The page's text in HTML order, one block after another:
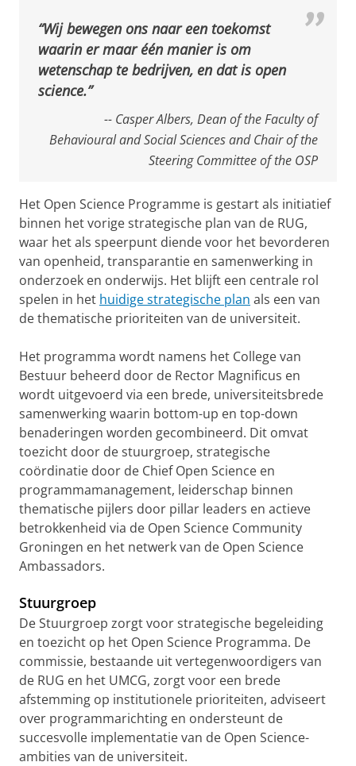
“Wij bewegen ons naar een toekomst
waarin er maar één manier is om
wetenschap te bedrijven, en dat is open
science.”
-- Casper Albers, Dean of the Faculty of
Behavioural and Social Sciences and Chair of the
Steering Committee of the OSP
Het Open Science Programme is gestart als initiatief
binnen het vorige strategische plan van de RUG,
waar het als speerpunt diende voor het bevorderen
van openheid, transparantie en samenwerking in
onderzoek en onderwijs. Het blijft een centrale rol
spelen in het huidige strategische plan als een van
de thematische prioriteiten van de universiteit.
Het programma wordt namens het College van
Bestuur beheerd door de Rector Magnificus en
wordt uitgevoerd via een brede, universiteitsbrede
samenwerking waarin bottom-up en top-down
benaderingen worden gecombineerd. Dit omvat
toezicht door de stuurgroep, strategische
coördinatie door de Chief Open Science en
programmamanagement, leiderschap binnen
thematische pijlers door pillar leaders en actieve
betrokkenheid via de Open Science Community
Groningen en het netwerk van de Open Science
Ambassadors.
Stuurgroep
De Stuurgroep zorgt voor strategische begeleiding
en toezicht op het Open Science Programma. De
commissie, bestaande uit vertegenwoordigers van
de RUG en het UMCG, zorgt voor een brede
afstemming op institutionele prioriteiten, adviseert
over programmarichting en ondersteunt de
succesvolle implementatie van de Open Science-
ambities van de universiteit.